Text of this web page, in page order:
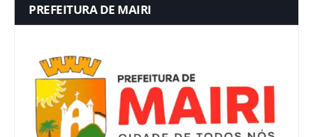
PREFEITURA DE MAIRI